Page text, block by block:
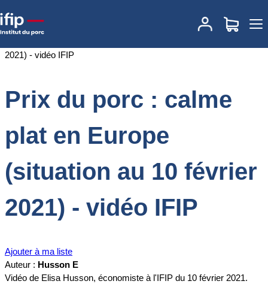
Accueil
Prix du porc : calme plat en Europe
(situation au 10 février 2021) - vidéo IFIP
Prix du porc : calme
plat en Europe
(situation au 10 février
2021) - vidéo IFIP
Ajouter à ma liste
Auteur : Husson E
Vidéo de Elisa Husson, économiste à l'IFIP du 10 février 2021.